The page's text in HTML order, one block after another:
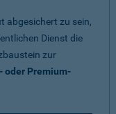
abgesichert zu sein,
Dienst die
zur
oder Premium-